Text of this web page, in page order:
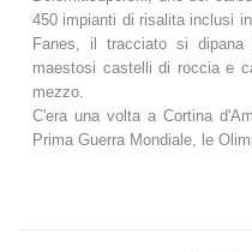
450 impianti di risalita inclusi
Fanes, il tracciato si
maestosi castelli di roccia e
mezzo.
C'era una volta a Cortina
Prima Guerra Mondiale, le